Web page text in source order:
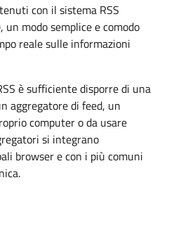
con il sistema RSS
modo semplice e comodo
reale sulle informazioni
è sufficiente disporre di una
aggregatore di feed, un
computer o da usare
si integrano
browser e con i più comuni